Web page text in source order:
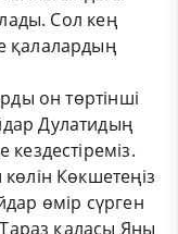
Сол кең
қалалардың
он төртінші
Дулатидың
Көкшетеңіз
өмір сүрген
қаласы Яны